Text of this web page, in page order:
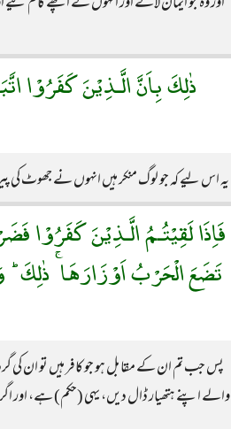
ذٰلِكَ بِاَنَّ الَّـذِيْنَ كَفَرُوْا
یہ اس لیے کہ جو لوگ منکر ہیں انہوں نے جھوٹ
فَاِذَا لَقِيْتُـمُ الَّـذِيْنَ كَفَرُوْا
تَضَعَ الْحَرْبُ اَوْزَارَهَا ۚ ذٰلِكَ
پس جب تم ان کے مقابل ہو جو کافر ہیں تو ان کی
والے اپنے ہتھیار ڈال دیں، یہی (حکم) ہے، اور اگر